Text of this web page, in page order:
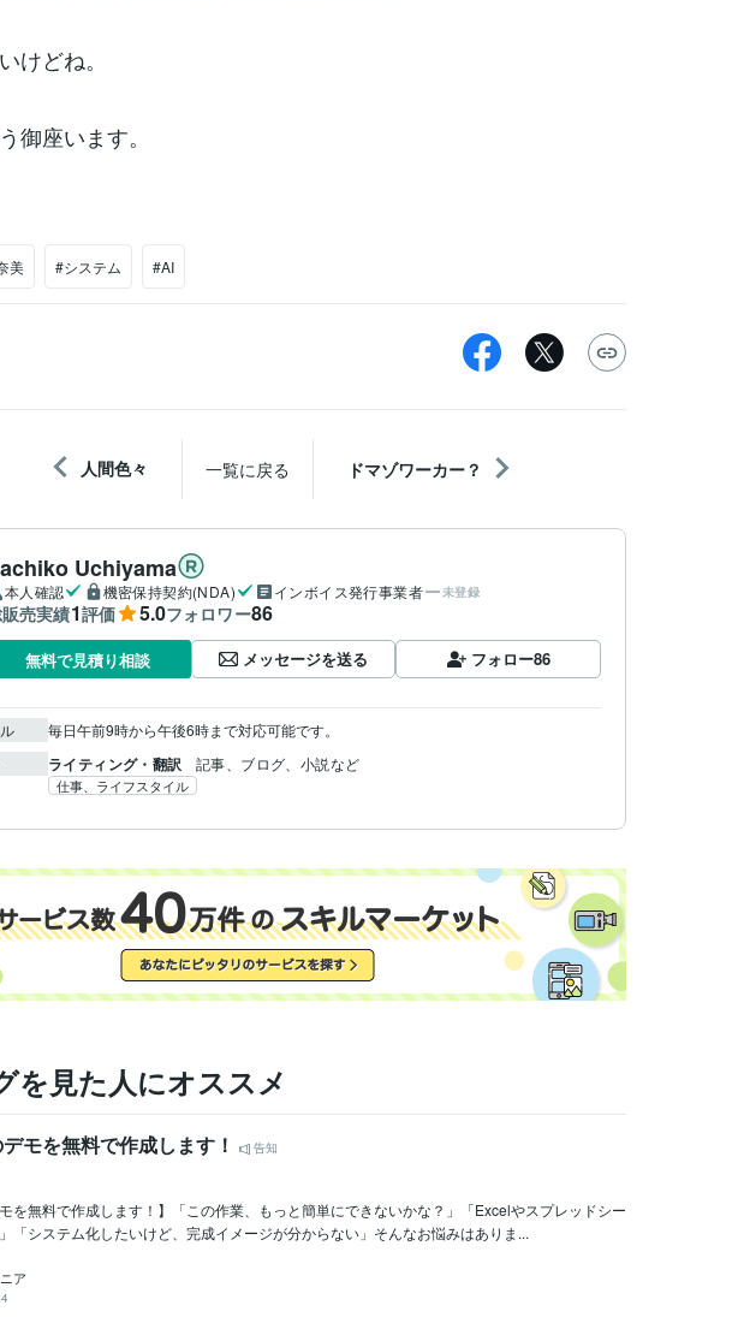
けどね。
御座います。
美 #システム #AI
人間色々 一覧に戻る ドマゾワーカー？
Uchiyama
本人確認 機密保持契約(NDA) インボイス発行事業者 未登録
売実績1評価 5.0フォロワー86
無料で見積り相談 メッセージを送る フォロー86
毎日午前9時から午後6時まで対応可能です。
ライティング・翻訳 記事、ブログ、小説など
仕事、ライフスタイル
を見た人にオススメ
モを無料で作成します！
告知
を無料で作成します！】「この作業、もっと簡単にできないかな？」「Excelやスプレッドシー
「システム化したいけど、完成イメージが分からない」そんなお悩みはありま...
ア